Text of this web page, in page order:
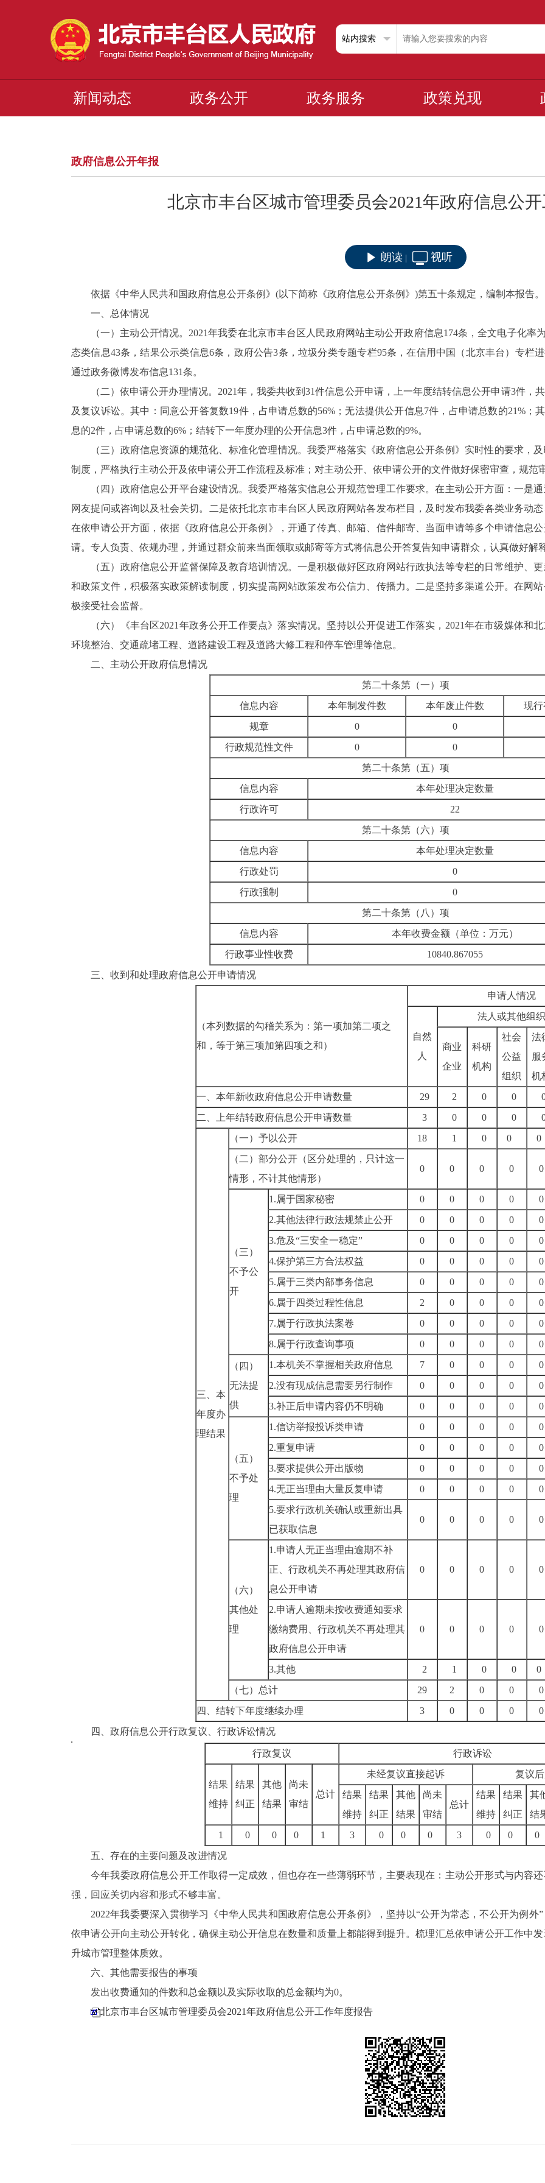
新闻动态 政务公开 政务服务 政策兑现
政府信息公开年报
北京市丰台区城市管理委员会2021年政府信息公
朗读 视听
依据《中华人民共和国政府信息公开条例》(以下简称《政府信息公开条例》)第五十条规定，编制本报告。
一、总体情况
（一）主动公开情况。 2021年我委在北京市丰台区人民政府网站主动公开政府信息174条，全文电子化率
态类信息43条，结果公示类信息6条， 政府公告3条，垃圾分类专题专栏95条，在信用中国（北京丰台）专栏
通过政务微博发布信息131条。
（二）依申请公开办理情况。2021年，我委共收到31件信息公开申请，上一年度结转信息公开申请3件，
及复议诉讼。其中：同意公开答复数19件，占申请总数的56%；无法提供公开信息7件，占申请总数的21%；
息的2件，占申请总数的6%；结转下一年度办理的公开信息3件，占申请总数的9%。
（三）政府信息资源的规范化、标准化管理情况。我委严格落实《政府信息公开条例》实时性的要求，
制度，严格执行主动公开及依申请公开工作流程及标准；对主动公开、依申请公开的文件做好保密审查，规范
（四）政府信息公开平台建设情况。我委严格落实信息公开规范管理工作要求。在主动公开方面： 一是
网友提问或咨询以及社会关切。
二是依托北京市丰台区人民政府网站各发布栏目，及时发布我委各类业务动态
在依申请公开方面，依据《政府信息公开条例》，开通了传真、邮箱、信件邮寄、当面申请等多个申请信息
请。专人负责、依规办理，并通过群众前来当面领取或邮寄等方式将信息公开答复告知申请群众，认真做好解
（五）政府信息公开监督保障及教育培训情况。 一是积极做好区政府网站行政执法等专栏的日常维护、
和政策文件，积极落实政策解读制度，切实提高网站政策发布公信力、传播力。二是坚持多渠道公开。在网
极接受社会监督。
（六）《丰台区2021年政务公开工作要点》落实情况。坚持以公开促进工作落实，2021年在市级媒体和
环境整治、交通疏堵工程、道路建设工程及道路大修工程和停车管理等信息。
二、 主动公开政府信息情况
第二十条第（一）项
信息内容
本年制发件数 本年废止件数 现行
规章
0 0
行政规范性文件
0 0
第二十条第（五）项
信息内容
本年处理决定数量
行政许可
22
第二十条第（六）项
信息内容
本年处理决定数量
行政处罚
0
行政强制
0
第二十条第（八）项
信息内容
本年收费金额（单位：万元）
行政事业性收费
10840.867055
三、 收到和处理政府信息公开申请情况
（本列数据的勾稽关系为：第一项加第二项之
和，等于第三项加第四项之和）
申请人情况
自然
人
法人或其他组织
商业
企业
科研
机构
社会
公益
组织
法
服
机
一、本年新收政府信息公开申请数量 29 2 0 0
二、上年结转政府信息公开申请数量
3 0 0 0
三、本
年度办
理结果
（一）予以公开 18 1 0 0 0
（二）部分公开（区分处理的，只计这一
情形，不计其他情形）
0 0 0 0 0
（三）
不予公
开
1.属于国家秘密 0 0 0 0 0
2.其他法律行政法规禁止公开
0 0 0 0 0
3.危及“三安全一稳定”
0 0 0 0 0
4.保护第三方合法权益
0 0 0 0 0
5.属于三类内部事务信息
0 0 0 0 0
6.属于四类过程性信息
2 0 0 0 0
7.属于行政执法案卷
0 0 0 0 0
8.属于行政查询事项
0 0 0 0 0
（四）
无法提
供
1.本机关不掌握相关政府信息 7 0 0 0 0
2.没有现成信息需要另行制作
0 0 0 0 0
3.补正后申请内容仍不明确
0 0 0 0 0
（五）
不予处
理
1.信访举报投诉类申请 0 0 0 0 0
2.重复申请
0 0 0 0 0
3.要求提供公开出版物
0 0 0 0 0
4.无正当理由大量反复申请
0 0 0 0 0
5.要求行政机关确认或重新出具
已获取信息
0 0 0 0 0
（六）
其他处
理
1.申请人无正当理由逾期不补
正、行政机关不再处理其政府信
息公开申请
0 0 0 0 0
2.申请人逾期未按收费通知要求
缴纳费用、行政机关不再处理其
政府信息公开申请
0 0 0 0 0
3.其他 2 1 0 0 0
（七）总计
29 2 0 0 0
四、结转下年度继续办理
3 0 0 0 0
四、政府信息公开行政复议、行政诉讼情况
行政复议 行政诉讼
结果
维持
结果
纠正
其他
结果
尚未
审结
总计
未经复议直接起诉
复议
结果
维持
结果
纠正
其他
结果
尚未
审结
总计
结果
维持
结果
纠正
其
结
1 0 0 0 1 3 0 0 0 3 0 0 0
五、存在的主要问题及改进情况
今年我委政府信息公开工作取得一定成效，但也存在一些薄弱环节，主要表现在 ： 主动公开形式与内容
强，回应关切内容和形式不够丰富 。
2022年我委要深入贯彻学习《中华人民共和国政府信息公开条例》，坚持以“公开为常态，不公开为例
依申请公开向主动公开转化，确保主动公开信息在数量和质量上都能得到提升。梳理汇总依申请公开工作中
升城市管理整体质效。
六、其他需要报告的事项
发出收费通知的件数和总金额以及实际收取的总金额均为0。
北京市丰台区城市管理委员会2021年政府信息公开工作年度报告